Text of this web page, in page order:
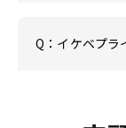
Q：イケベプラ